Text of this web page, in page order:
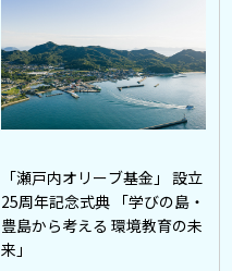
「瀬戸内オリーブ基金」 設立
25周年記念式典 「学びの島・
豊島から考える 環境教育の未
来」